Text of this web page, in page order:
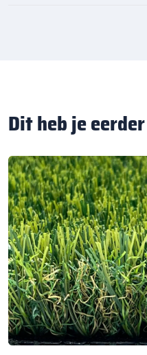
Dit heb je